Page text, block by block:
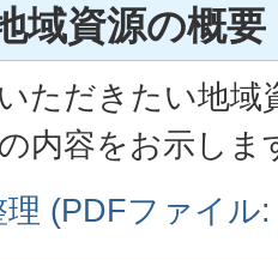
域資源の概要
ただきたい地域
内容をお示しま
(PDFファイル